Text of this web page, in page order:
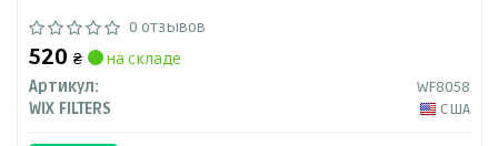
0 отзывов
520 ₴
на складе
Артикул:
WF8058
WIX FILTERS
США